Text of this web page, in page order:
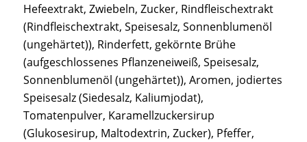
Hefeextrakt, Zwiebeln, Zucker, Rindfleischextrakt
(Rindfleischextrakt, Speisesalz, Sonnenblumenöl
(ungehärtet)), Rinderfett, gekörnte Brühe
(aufgeschlossenes Pflanzeneiweiß, Speisesalz,
Sonnenblumenöl (ungehärtet)), Aromen, jodiertes
Speisesalz (Siedesalz, Kaliumjodat),
Tomatenpulver, Karamellzuckersirup
(Glukosesirup, Maltodextrin, Zucker), Pfeffer,